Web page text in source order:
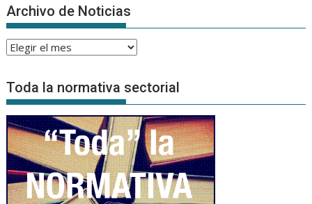
Archivo de Noticias
Archivo
Noticias
Toda la normativa sectorial